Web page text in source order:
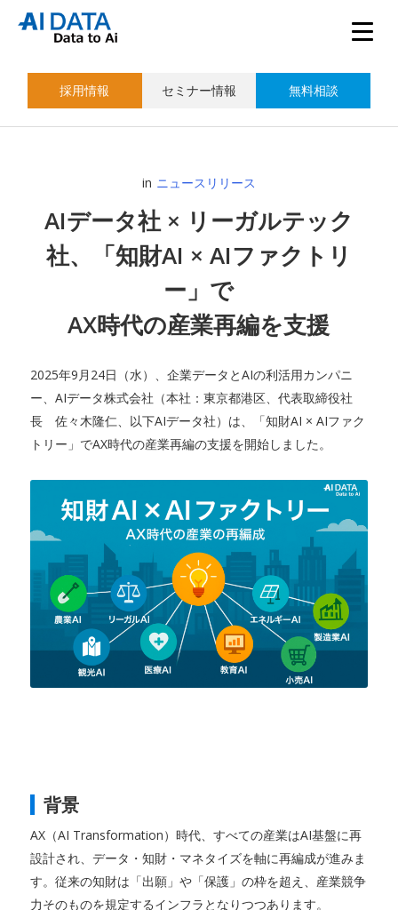
採用情報 セミナー情報 無料相談
in ニュースリリース
AIデータ社 × リーガルテック
社、「知財AI × AIファクトリ
ー」で
AX時代の産業再編を支援
2025年9月24日（水）、企業データとAIの利活用カンパニ
ー、AIデータ株式会社（本社：東京都港区、代表取締役社
長 佐々木隆仁、以下AIデータ社）は、「知財AI × AIファク
トリー」でAX時代の産業再編の支援を開始しました。
背景
AX（AI Transformation）時代、すべての産業はAI基盤に再
設計され、データ・知財・マネタイズを軸に再編成が進みま
す。従来の知財は「出願」や「保護」の枠を超え、産業競争
力そのものを規定するインフラとなりつつあります。